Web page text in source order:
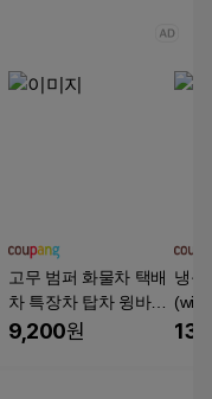
고무 범퍼 화물차 택배
차 특장차 탑차 윙바디
사각 보호범퍼 안전 차
9,200원
냉동
용물